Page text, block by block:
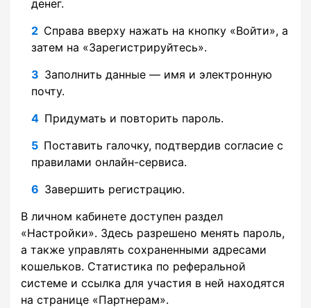
денег.
Справа вверху нажать на кнопку «Войти», а
затем на «Зарегистрируйтесь».
Заполнить данные — имя и электронную
почту.
Придумать и повторить пароль.
Поставить галочку, подтвердив согласие с
правилами онлайн-сервиса.
Завершить регистрацию.
В личном кабинете доступен раздел
«Настройки». Здесь разрешено менять пароль,
а также управлять сохраненными адресами
кошельков. Статистика по реферальной
системе и ссылка для участия в ней находятся
на странице «Партнерам».